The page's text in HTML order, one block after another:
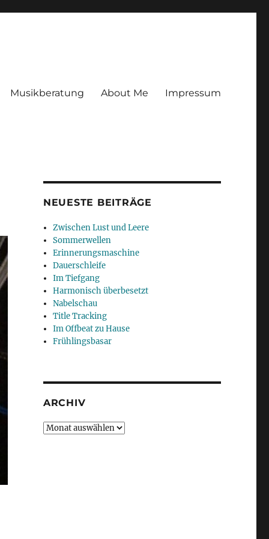
Musikberatung About Me Impressum
NEUESTE BEITRÄGE
Zwischen Lust und Leere
Sommerwellen
Erinnerungsmaschine
Dauerschleife
Im Tiefgang
Harmonisch überbesetzt
Nabelschau
Title Tracking
Im Offbeat zu Hause
Frühlingsbasar
ARCHIV
Archiv